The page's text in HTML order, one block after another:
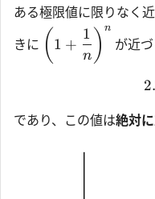
ある極限値に限りなく近
きに ( 1 +
n
1 ) n
が近
であり、この値は絶対